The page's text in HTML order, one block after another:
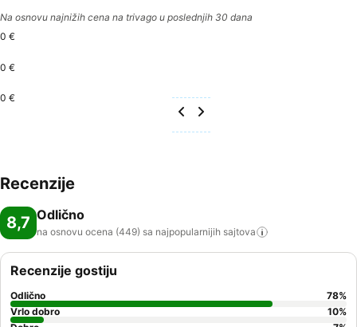
Na osnovu najnižih cena na trivago u poslednjih 30 dana
0 €
0 €
0 €
Recenzije
8,7 Odlično
na osnovu ocena (449) sa najpopularnijih sajtova
Recenzije gostiju
Odlično 78%
Vrlo dobro
10%